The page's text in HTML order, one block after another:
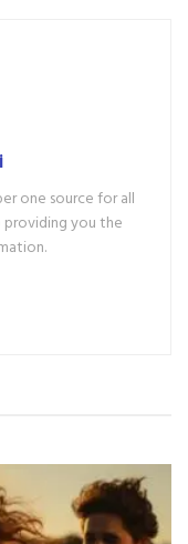
one source for all
providing you the